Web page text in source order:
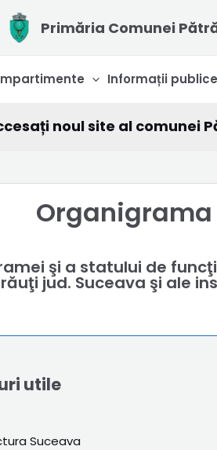
Primăria Comunei
Informații publice
noul site al comunei
Organigrama
şi a statului de
jud. Suceava şi ale
utile
Suceava